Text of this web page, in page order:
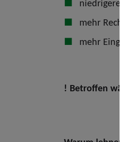
mehr
mehr
! Betroffen